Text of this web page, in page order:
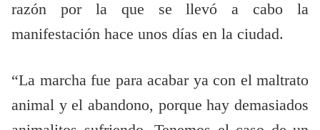
razón por la que se llevó a cabo la
manifestación hace unos días en la ciudad.
“La marcha fue para acabar ya con el maltrato
animal y el abandono, porque hay demasiados